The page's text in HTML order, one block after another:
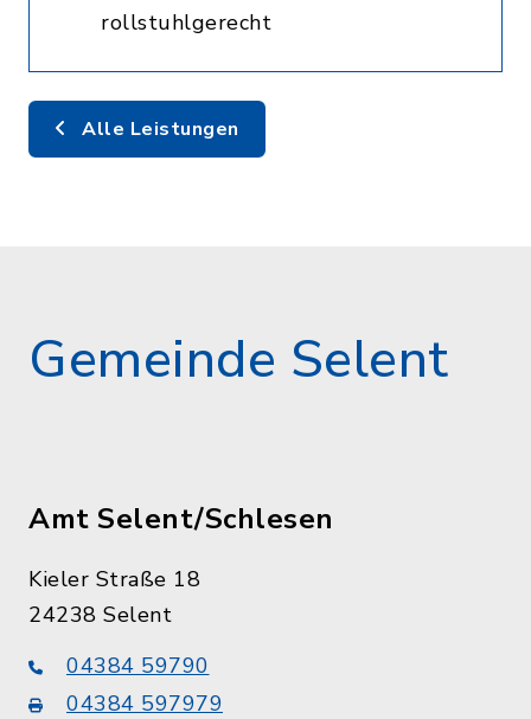
rollstuhlgerecht
Alle Leistungen
Gemeinde Selent
Amt Selent/Schlesen
Kieler Straße 18
24238 Selent
04384 59790
04384 597979